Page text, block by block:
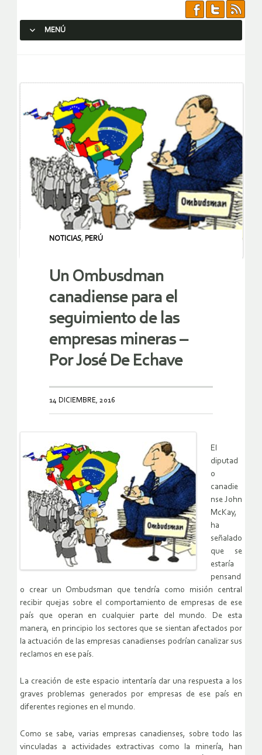
MENÚ
NOTICIAS, PERÚ
Un Ombusdman
canadiense para el
seguimiento de las
empresas mineras –
Por José De Echave
14 DICIEMBRE, 2016
El
diputad
o
canadie
nse John
McKay,
ha
señalado
que se
estaría
pensand
o crear un Ombudsman que tendría como misión central
recibir quejas sobre el comportamiento de empresas de ese
país que operan en cualquier parte del mundo. De esta
manera, en principio los sectores que se sientan afectados por
la actuación de las empresas canadienses podrían canalizar sus
reclamos en ese país.
La creación de este espacio intentaría dar una respuesta a los
graves problemas generados por empresas de ese país en
diferentes regiones en el mundo.
Como se sabe, varias empresas canadienses, sobre todo las
vinculadas a actividades extractivas como la minería, han